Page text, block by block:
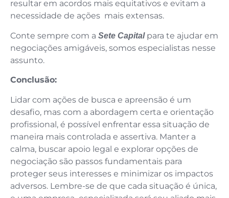
resultar em acordos mais equitativos e evitam a
necessidade de ações mais extensas.
Conte sempre com a Sete Capitalpara te ajudar em
negociações amigáveis, somos especialistas nesse
assunto.
Conclusão:
Lidar com ações de busca e apreensão é um
desafio, mas com a abordagem certa e orientação
profissional, é possível enfrentar essa situação de
maneira mais controlada e assertiva. Manter a
calma, buscar apoio legal e explorar opções de
negociação são passos fundamentais para
proteger seus interesses e minimizar os impactos
adversos. Lembre-se de que cada situação é única,